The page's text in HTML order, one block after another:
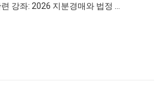
강좌: 2026 지분경매와 법정 ...